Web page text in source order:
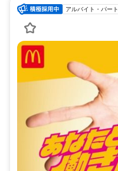
アルバイト・パート